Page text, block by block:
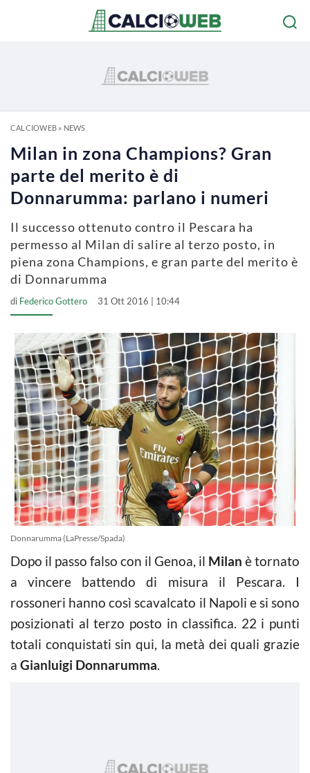
CALCIOWEB» NEWS
Milan in zona Champions? Gran
parte del merito è di
Donnarumma: parlano i numeri
Il successo ottenuto contro il Pescara ha
permesso al Milan di salire al terzo posto, in
piena zona Champions, e gran parte del merito è
di Donnarumma
di Federico Gottero 31 Ott 2016 | 10:44
Donnarumma (LaPresse/Spada)
Dopo il passo falso con il Genoa, il Milan è tornato
a vincere battendo di misura il Pescara. I
rossoneri hanno così scavalcato il Napoli e si sono
posizionati al terzo posto in classifica. 22 i punti
totali conquistati sin qui, la metà dei quali grazie
a Gianluigi Donnarumma.